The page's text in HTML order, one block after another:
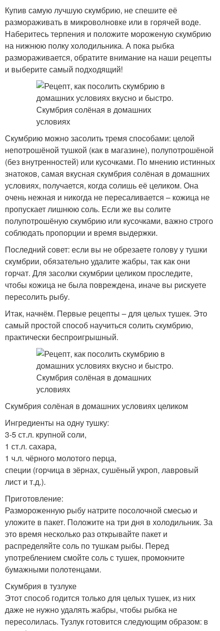
Купив самую лучшую скумбрию, не спешите её
размораживать в микроволновке или в горячей воде.
Наберитесь терпения и положите мороженую скумбрию
на нижнюю полку холодильника. А пока рыбка
размораживается, обратите внимание на наши рецепты
и выберите самый подходящий!
Скумбрию можно засолить тремя способами: целой
непотрошёной тушкой (как в магазине), полупотрошёной
(без внутренностей) или кусочками. По мнению истинных
знатоков, самая вкусная скумбрия солёная в домашних
условиях, получается, когда солишь её целиком. Она
очень нежная и никогда не пересаливается – кожица не
пропускает лишнюю соль. Если же вы солите
полупотрошёную скумбрию или кусочками, важно строго
соблюдать пропорции и время выдержки.
Последний совет: если вы не обрезаете голову у тушки
скумбрии, обязательно удалите жабры, так как они
горчат. Для засолки скумбрии целиком проследите,
чтобы кожица не была повреждена, иначе вы рискуете
пересолить рыбу.
Итак, начнём. Первые рецепты – для целых тушек. Это
самый простой способ научиться солить скумбрию,
практически беспроигрышный.
Скумбрия солёная в домашних условиях целиком
Ингредиенты на одну тушку:
3-5 ст.л. крупной соли,
1 ст.л. сахара,
1 ч.л. чёрного молотого перца,
специи (горчица в зёрнах, сушёный укроп, лавровый
лист и т.д.).
Приготовление:
Размороженную рыбу натрите посолочной смесью и
уложите в пакет. Положите на три дня в холодильник. За
это время несколько раз открывайте пакет и
распределяйте соль по тушкам рыбы. Перед
употреблением смойте соль с тушек, промокните
бумажными полотенцами.
Скумбрия в тузлуке
Этот способ годится только для целых тушек, из них
даже не нужно удалять жабры, чтобы рыбка не
пересолилась. Тузлук готовится следующим образом: в